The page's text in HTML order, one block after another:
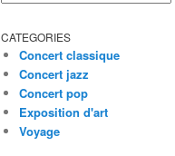
CATEGORIES
Concert classique
Concert jazz
Concert pop
Exposition d'art
Voyage